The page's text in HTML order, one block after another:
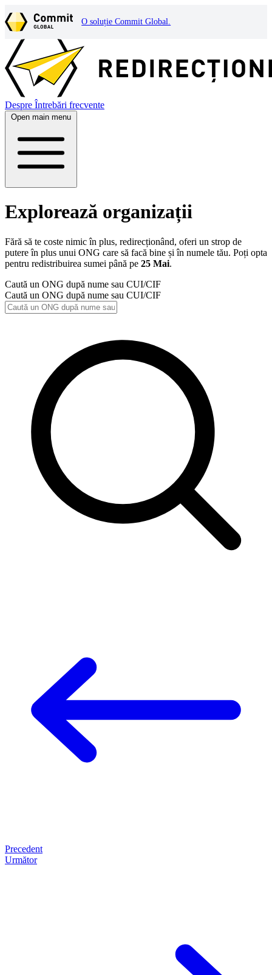
O soluție Commit Global.
Despre Întrebări frecvente
Open main menu
Explorează organizații
Fără să te coste nimic în plus, redirecționând, oferi un strop de
putere în plus unui ONG care să facă bine și în numele tău. Poți opta
pentru redistribuirea sumei până pe 25 Mai.
Caută un ONG după nume sau CUI/CIF
Caută un ONG după nume sau CUI/CIF
Precedent
Următor